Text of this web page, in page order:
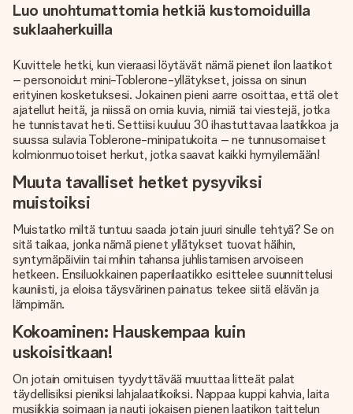
Luo unohtumattomia hetkiä kustomoiduilla
suklaaherkuilla
Kuvittele hetki, kun vieraasi löytävät nämä pienet ilon laatikot
– personoidut mini-Toblerone-yllätykset, joissa on sinun
erityinen kosketuksesi. Jokainen pieni aarre osoittaa, että olet
ajatellut heitä, ja niissä on omia kuvia, nimiä tai viestejä, jotka
he tunnistavat heti. Settiisi kuuluu 30 ihastuttavaa laatikkoa ja
suussa sulavia Toblerone-minipatukoita – ne tunnusomaiset
kolmionmuotoiset herkut, jotka saavat kaikki hymyilemään!
Muuta tavalliset hetket pysyviksi
muistoiksi
Muistatko miltä tuntuu saada jotain juuri sinulle tehtyä? Se on
sitä taikaa, jonka nämä pienet yllätykset tuovat häihin,
syntymäpäiviin tai mihin tahansa juhlistamisen arvoiseen
hetkeen. Ensiluokkainen paperilaatikko esittelee suunnittelusi
kauniisti, ja eloisa täysvärinen painatus tekee siitä elävän ja
lämpimän.
Kokoaminen: Hauskempaa kuin
uskoisitkaan!
On jotain omituisen tyydyttävää muuttaa litteät palat
täydellisiksi pieniksi lahjalaatikoiksi. Nappaa kuppi kahvia, laita
musiikkia soimaan ja nauti jokaisen pienen laatikon taittelun